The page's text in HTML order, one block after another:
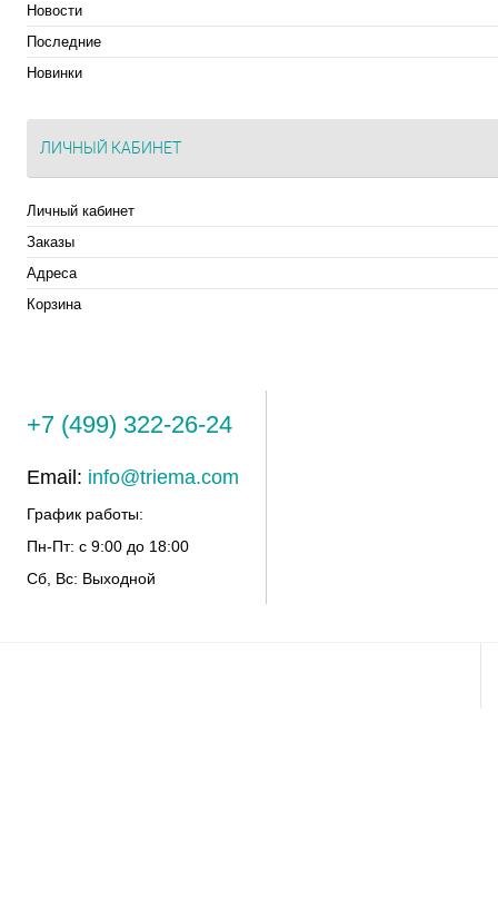
Новости
Последние
Новинки
ЛИЧНЫЙ КАБИНЕТ
Личный кабинет
Заказы
Адреса
Корзина
+7 (499) 322-26-24
Email: info@triema.com
График работы:
Пн-Пт: с 9:00 до 18:00
Сб, Вс: Выходной